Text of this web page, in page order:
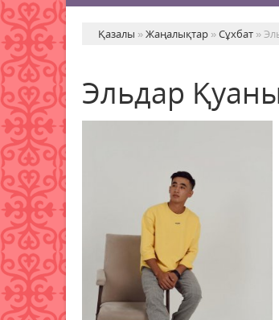
Қазалы »Жаңалықтар »Сұхбат »
Эльдар